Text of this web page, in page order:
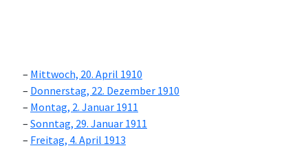
Mittwoch, 20. April 1910
Donnerstag, 22. Dezember 1910
Montag, 2. Januar 1911
Sonntag, 29. Januar 1911
Freitag, 4. April 1913